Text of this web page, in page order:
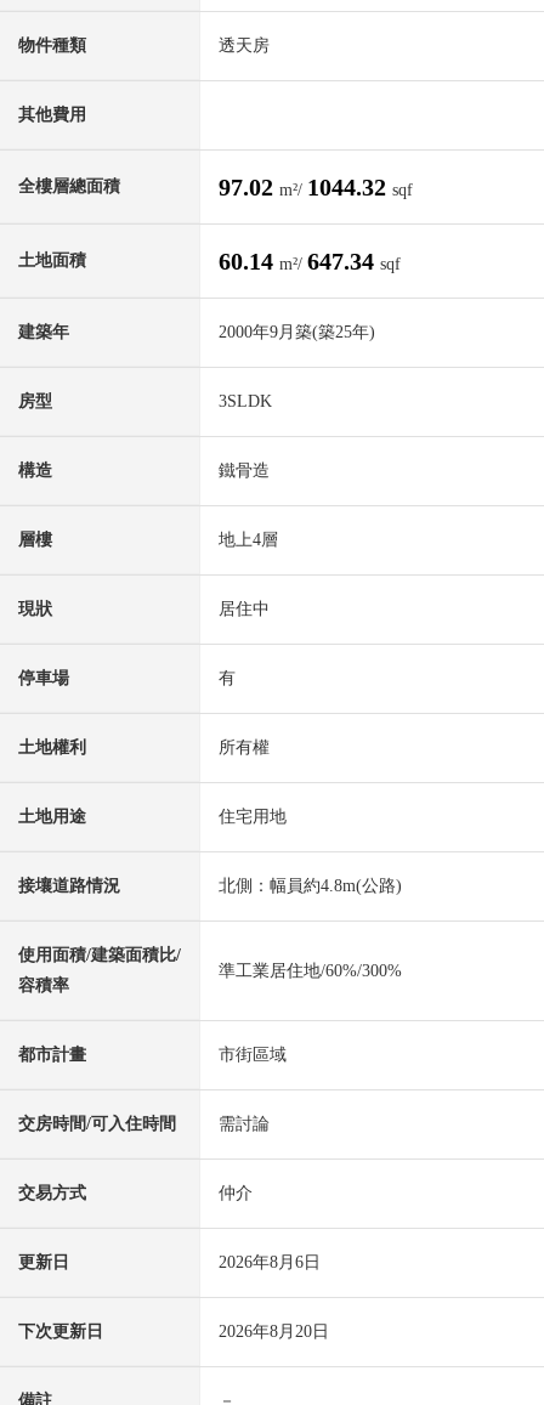
物件種類 透天房
其他費用
全樓層總面積 97.02 m²/ 1044.32 sqf
土地面積 60.14 m²/ 647.34 sqf
建築年 2000年9月築(築25年)
房型 3SLDK
構造 鐵骨造
層樓 地上4層
現狀 居住中
停車場 有
土地權利 所有權
土地用途 住宅用地
接壤道路情況 北側：幅員約4.8m(公路)
使用面積/建築面積比/
容積率
準工業居住地/60%/300%
都市計畫 市街區域
交房時間/可入住時間 需討論
交易方式 仲介
更新日 2026年8月6日
下次更新日 2026年8月20日
備註 －